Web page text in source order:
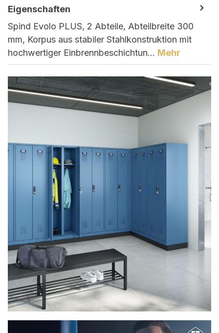
Eigenschaften
Spind Evolo PLUS, 2 Abteile, Abteilbreite 300
mm, Korpus aus stabiler Stahlkonstruktion mit
hochwertiger Einbrennbeschichtun… Mehr